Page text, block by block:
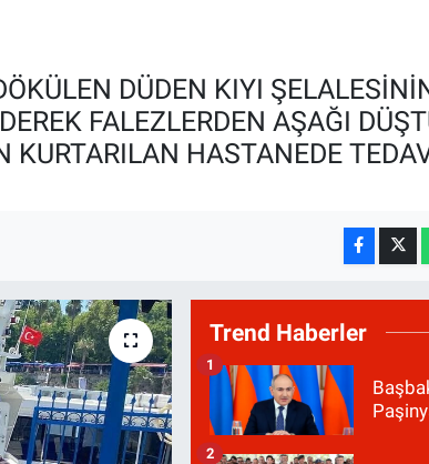
DÜDEN KIYI
FALEZLERDEN AŞAĞI
KURTARILAN HASTANEDE
Trend Haberler
1
2